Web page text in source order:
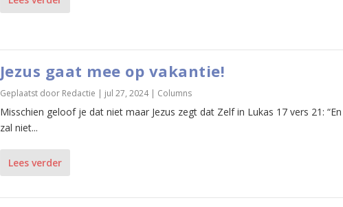
Jezus gaat mee op vakantie!
Geplaatst door Redactie | jul 27, 2024| Columns
Misschien geloof je dat niet maar Jezus zegt dat Zelf in Lukas 17 vers 21:
zal niet...
Lees verder